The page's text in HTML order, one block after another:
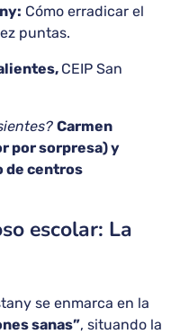
Cómo erradicar el
puntas.
CEIP San
Carmen
por sorpresa) y
de centros
escolar: La
se enmarca en la
sanas”, situando la